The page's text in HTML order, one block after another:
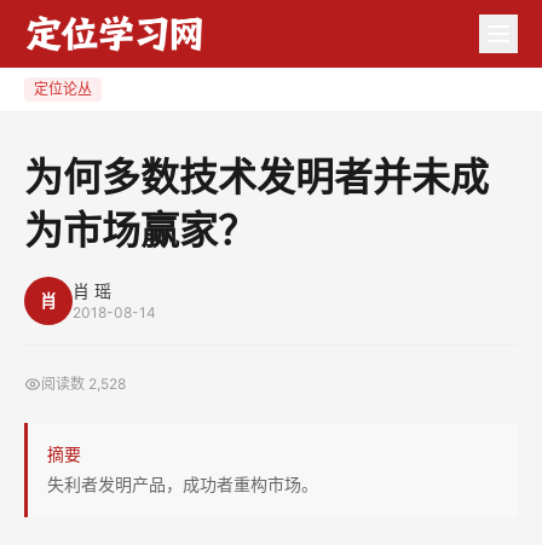
定位论丛
为何多数技术发明者并未成
为市场赢家？
肖 肖 瑶
2018-08-14
阅读数 2,528
摘要
失利者发明产品，成功者重构市场。